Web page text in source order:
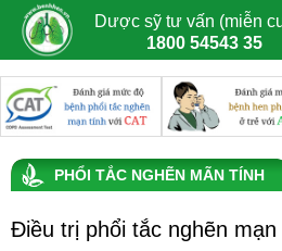
Dược sỹ tư vấn (miễn
1800 54543 35
PHỔI TẮC NGHẼN MÃN TÍNH
Điều trị phổi tắc nghẽn